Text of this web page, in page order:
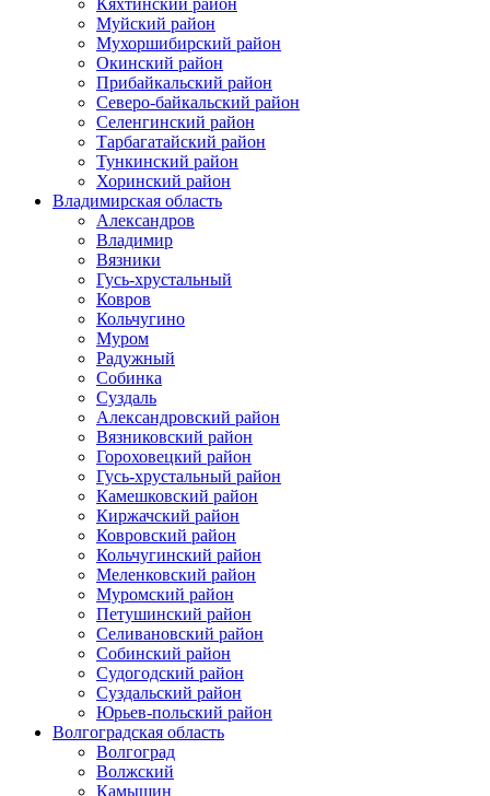
Муйский район
Мухоршибирский район
Окинский район
Прибайкальский район
Северо-байкальский район
Селенгинский район
Тарбагатайский район
Тункинский район
Хоринский район
Владимирская область
Александров
Владимир
Вязники
Гусь-хрустальный
Ковров
Кольчугино
Муром
Радужный
Собинка
Суздаль
Александровский район
Вязниковский район
Гороховецкий район
Гусь-хрустальный район
Камешковский район
Киржачский район
Ковровский район
Кольчугинский район
Меленковский район
Муромский район
Петушинский район
Селивановский район
Собинский район
Судогодский район
Суздальский район
Юрьев-польский район
Волгоградская область
Волгоград
Волжский
Камышин